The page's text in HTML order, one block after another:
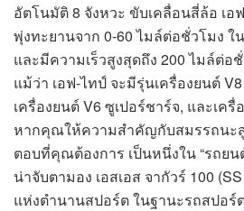
อัตโนมัติ 8 จังหวะ ขับเคลื่อนสี่ล้อ เอ
พุ่งทะยานจาก 0-60 ไมล์ต่อชั่วโมง ใ
และมีความเร็วสูงสุดถึง 200 ไมล์ต่อ
แม้ว่า เอฟ-ไทป์ จะมีรุ่นเครื่องยนต์
เครื่องยนต์ V6 ซูเปอร์ชาร์จ, และเค
หากคุณให้ความสำคัญกับสมรรถนะสู
ตอบที่คุณต้องการ เป็นหนึ่งใน “รถย
น่าจับตามอง เอสเอส จากัวร์ 100
แห่งตำนานสปอร์ต ในฐานะรถสปอร์